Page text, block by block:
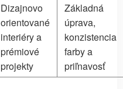
Dizajnovo
orientované
interiéry a
prémiové
projekty
Základná
úprava,
konzistencia
farby a
priľnavosť